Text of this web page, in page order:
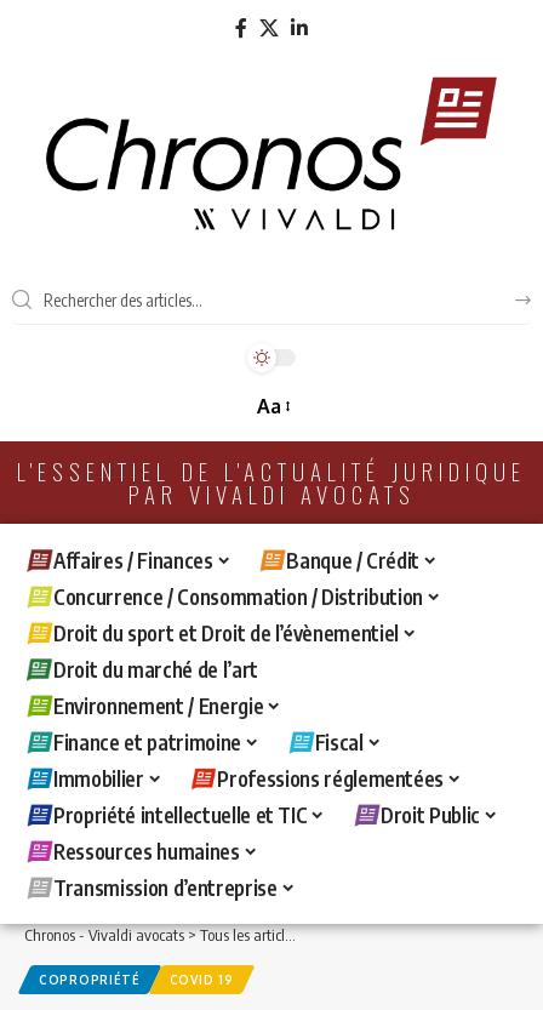
Aa
L'ESSENTIEL DE L'ACTUALITÉ JURIDIQUE
PAR VIVALDI AVOCATS
Affaires / Finances
Banque / Crédit
Concurrence / Consommation / Distribution
Droit du sport et Droit de l’évènementiel
Droit du marché de l’art
Environnement / Energie
Finance et patrimoine
Fiscal
Immobilier
Professions réglementées
Propriété intellectuelle et TIC
Droit Public
Ressources humaines
Transmission d’entreprise
Chronos - Vivaldi avocats>Tous les articles >Immobilier>Copropriété>Covid
COPROPRIÉTÉ COVID 19